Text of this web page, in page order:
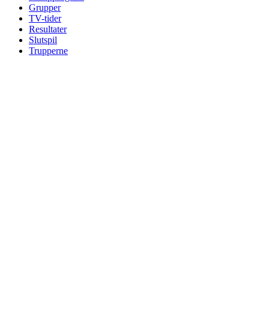
Grupper
TV-tider
Resultater
Slutspil
Trupperne